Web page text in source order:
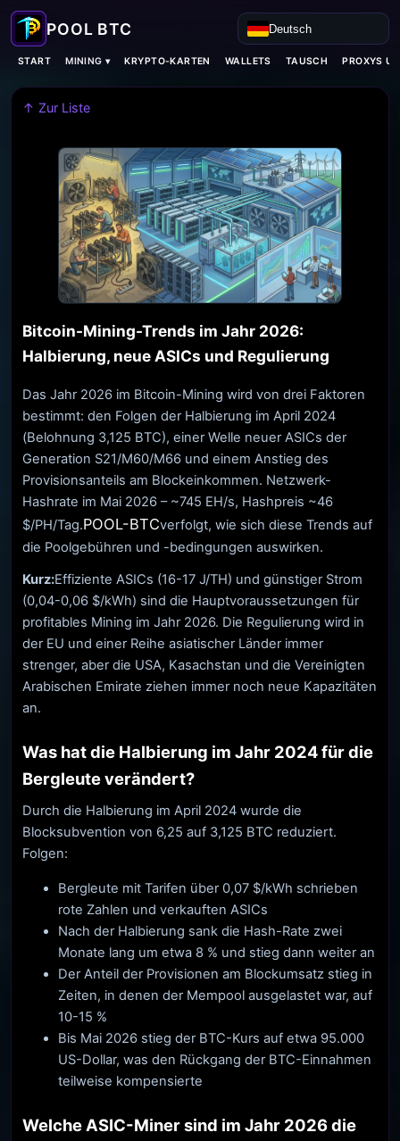
Deutsch
START MINING ▾ KRYPTO-KARTEN WALLETS TAUSCH PROXYS
↑ Zur Liste
Bitcoin-Mining-Trends im Jahr 2026:
Halbierung, neue ASICs und Regulierung
Das Jahr 2026 im Bitcoin-Mining wird von drei Faktoren
bestimmt: den Folgen der Halbierung im April 2024
(Belohnung 3,125 BTC), einer Welle neuer ASICs der
Generation S21/M60/M66 und einem Anstieg des
Provisionsanteils am Blockeinkommen. Netzwerk-
Hashrate im Mai 2026 – ~745 EH/s, Hashpreis ~46
$/PH/Tag.POOL-BTCverfolgt, wie sich diese Trends auf
die Poolgebühren und -bedingungen auswirken.
Kurz:Effiziente ASICs (16-17 J/TH) und günstiger Strom
(0,04-0,06 $/kWh) sind die Hauptvoraussetzungen für
profitables Mining im Jahr 2026. Die Regulierung wird in
der EU und einer Reihe asiatischer Länder immer
strenger, aber die USA, Kasachstan und die Vereinigten
Arabischen Emirate ziehen immer noch neue Kapazitäten
an.
Was hat die Halbierung im Jahr 2024 für die
Bergleute verändert?
Durch die Halbierung im April 2024 wurde die
Blocksubvention von 6,25 auf 3,125 BTC reduziert.
Folgen:
Bergleute mit Tarifen über 0,07 $/kWh schrieben
rote Zahlen und verkauften ASICs
Nach der Halbierung sank die Hash-Rate zwei
Monate lang um etwa 8 % und stieg dann weiter an
Der Anteil der Provisionen am Blockumsatz stieg in
Zeiten, in denen der Mempool ausgelastet war, auf
10-15 %
Bis Mai 2026 stieg der BTC-Kurs auf etwa 95.000
US-Dollar, was den Rückgang der BTC-Einnahmen
teilweise kompensierte
Welche ASIC-Miner sind im Jahr 2026 die